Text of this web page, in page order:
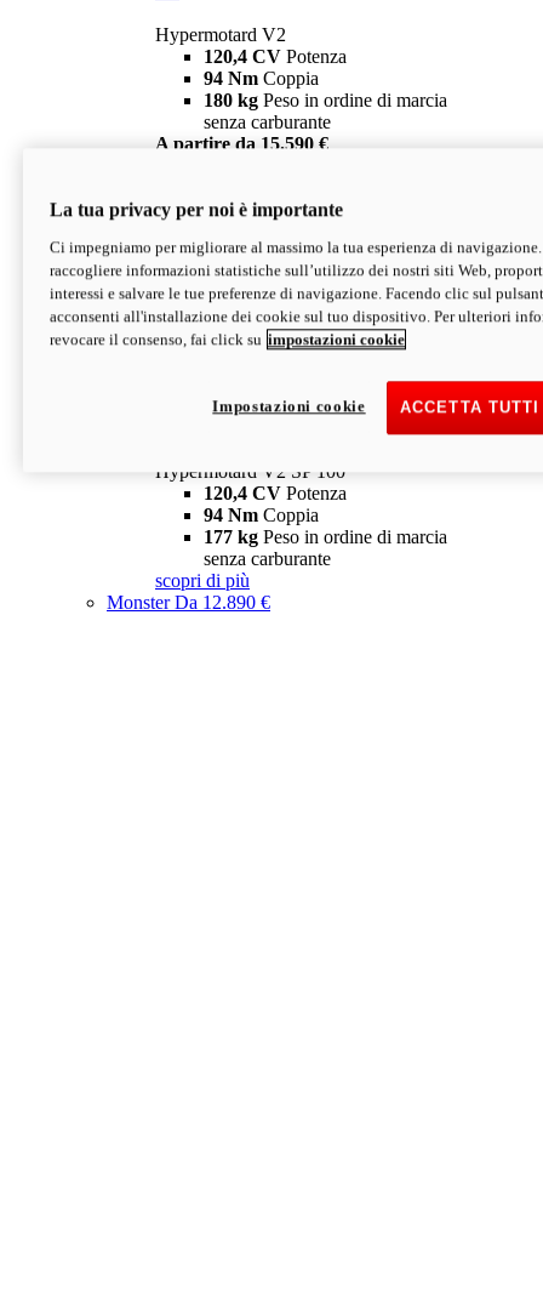
Hypermotard V2
120,4 CV Potenza
94 Nm Coppia
180 kg Peso in ordine di marcia
senza carburante
A partire da 15.590 €
V2 SP
Hypermotard V2 SP
120,4 CVPotenza
94 NmCoppia
177 kgPeso in ordine di marcia
senza carburante
Depotenziata 35 kW: 18.890 € i
configura scopri di più
Hypermotard V2 SP 100
120,4 CV Potenza
94 Nm Coppia
177 kg Peso in ordine di marcia
senza carburante
scopri di più
MonsterDa 12.890 €
La tua privacy per noi è importante
Ci impegniamo per migliorare al massimo la tua esperienza di
raccogliere informazioni statistiche sull’utilizzo dei nostri siti Web,
interessi e salvare le tue preferenze di navigazione. Facendo clic sul
acconsenti all'installazione dei cookie sul tuo dispositivo. Per ulteriori
revocare il consenso, fai click su impostazioni cookie
ACCETTA
Impostazioni cookie